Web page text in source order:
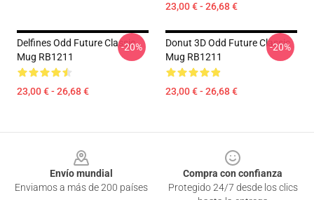
23,00 € - 26,68 €
Delfines Odd Future Classic
Mug RB1211
23,00 € - 26,68 €
-20%
Donut 3D Odd Future Classic
Mug RB1211
23,00 € - 26,68 €
-20%
Envío mundial
Enviamos a más de 200 países
Compra con confianza
Protegido 24/7 desde los clics